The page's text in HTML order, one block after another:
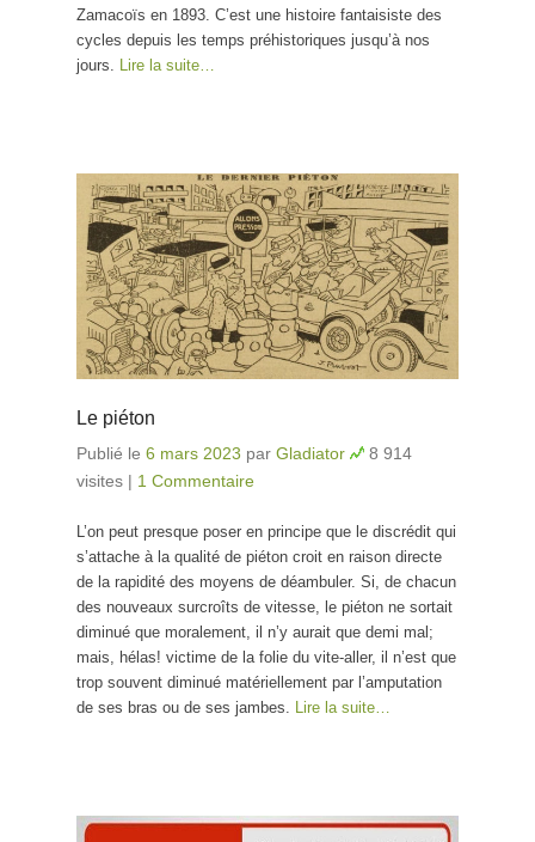
Zamacoïs en 1893. C’est une histoire fantaisiste des
cycles depuis les temps préhistoriques jusqu’à nos
jours. Lire la suite…
Le piéton
Publié le 6 mars 2023 par Gladiator
8 914
visites | 1 Commentaire
L’on peut presque poser en principe que le discrédit qui
s’attache à la qualité de piéton croit en raison directe
de la rapidité des moyens de déambuler. Si, de chacun
des nouveaux surcroîts de vitesse, le piéton ne sortait
diminué que moralement, il n’y aurait que demi mal;
mais, hélas! victime de la folie du vite-aller, il n’est que
trop souvent diminué matériellement par l’amputation
de ses bras ou de ses jambes. Lire la suite…